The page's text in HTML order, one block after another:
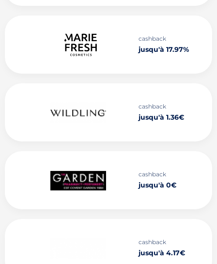
cashback
jusqu'à 17.97%
cashback
jusqu'à 1.36€
cashback
jusqu'à 0€
cashback
jusqu'à 4.17€